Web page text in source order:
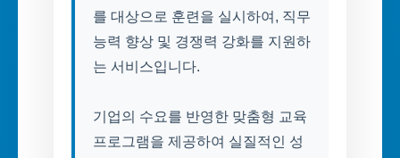
를 대상으로 훈련을 실시하여, 직무
능력 향상 및 경쟁력 강화를 지원하
는 서비스입니다.
기업의 수요를 반영한 맞춤형 교육
프로그램을 제공하여 실질적인 성